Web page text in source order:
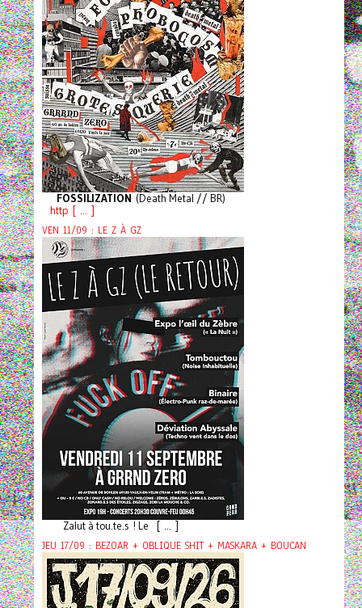
FOSSILIZATION (Death Metal // BR)
http [ ... ]
VEN 11/09 : LE Z À GZ
Zalut à tou.te.s ! Le [ ... ]
JEU 17/09 : BEZOAR + OBLIQUE SHIT + MASKARA + BOUCAN